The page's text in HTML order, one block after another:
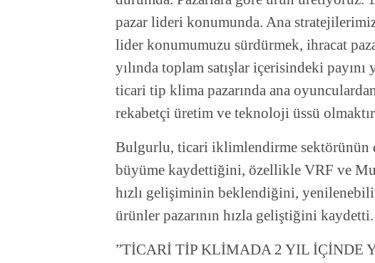
pazar lideri konumunda. Ana
lider konumumuzu sürdürmek, ihracat
yılında toplam satışlar içerisindeki
ticari tip klima pazarında ana
rekabetçi üretim ve teknoloji üssü
Bulgurlu, ticari iklimlendirme sektörünün
büyüme kaydettiğini, özellikle VRF ve
hızlı gelişiminin beklendiğini,
ürünler pazarının hızla geliştiğini kaydetti.
”TİCARİ TİP KLİMADA 2 YIL İÇİNDE